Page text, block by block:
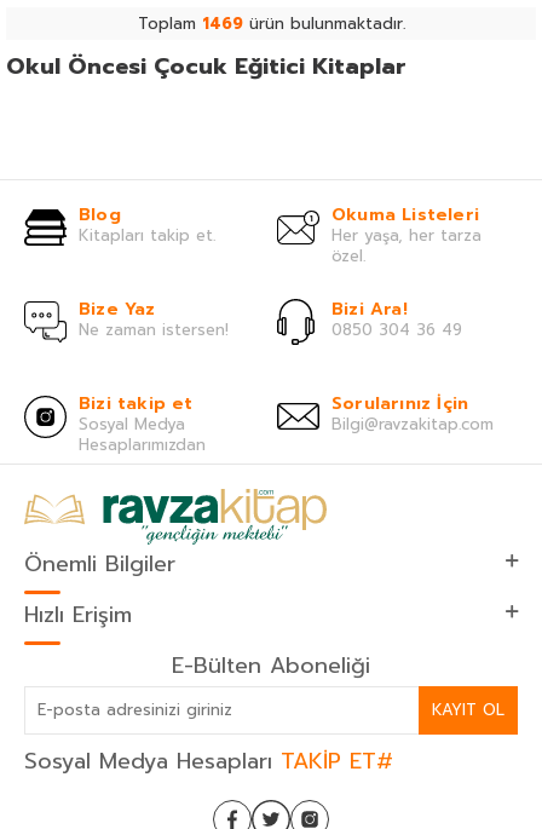
Toplam 1469ürün bulunmaktadır.
Okul Öncesi Çocuk Eğitici Kitaplar
Blog
Kitapları takip et.
Okuma Listeleri
Her yaşa, her tarza
özel.
Bize Yaz
Ne zaman istersen!
Bizi Ara!
0850 304 36 49
Bizi takip et
Sosyal Medya
Hesaplarımızdan
Sorularınız İçin
Bilgi@ravzakitap.com
Önemli Bilgiler
Hızlı Erişim
E-Bülten Aboneliği
KAYIT OL
Sosyal Medya Hesapları TAKİP ET#